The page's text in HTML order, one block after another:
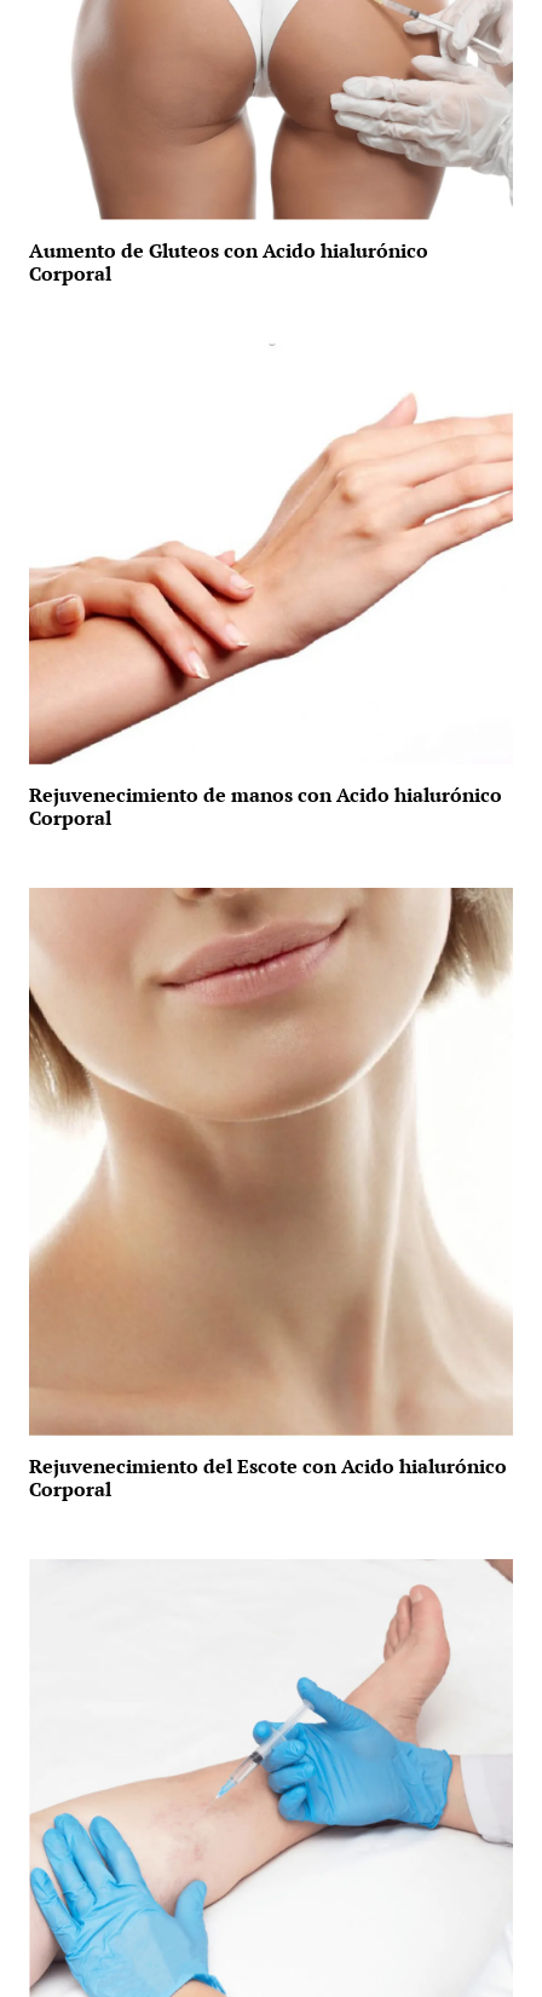
Aumento de Gluteos con Acido hialurónico
Corporal
Rejuvenecimiento de manos con Acido hialurónico
Corporal
Rejuvenecimiento del Escote con Acido hialurónico
Corporal